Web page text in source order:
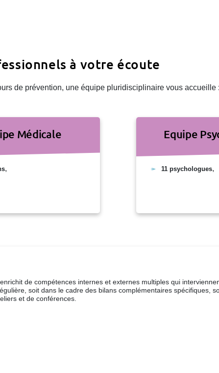
à votre écoute
de prévention, une équipe pluridisciplinaire vous accueille
Médicale
,
Equipe
11 psychologues,
de compétences internes et externes multiples qui
soit dans le cadre des bilans complémentaires spécifiques,
et de conférences.